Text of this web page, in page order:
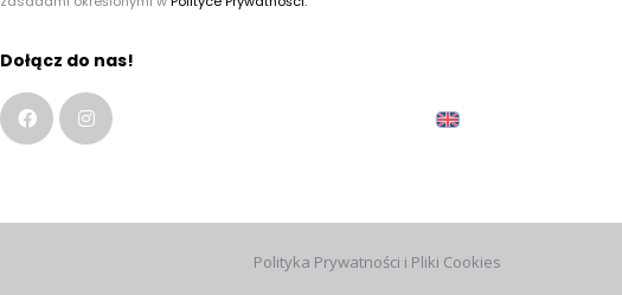
Dołącz do nas!
Polityka Prywatności i Pliki Cookies